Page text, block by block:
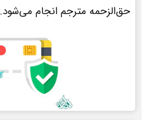
حق‌الزحمه مترجم انجام می‌شود.